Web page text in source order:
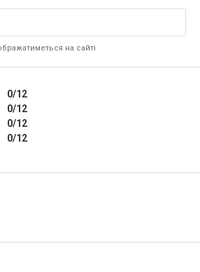
на сайті
0/12
0/12
0/12
0/12